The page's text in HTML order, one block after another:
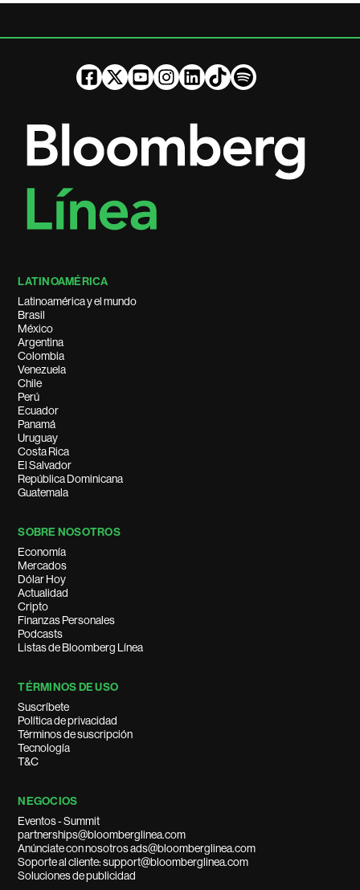
LATINOAMÉRICA
Latinoamérica y el mundo
Brasil
México
Argentina
Colombia
Venezuela
Chile
Perú
Ecuador
Panamá
Uruguay
Costa Rica
El Salvador
República Dominicana
Guatemala
SOBRE NOSOTROS
Economía
Mercados
Dólar Hoy
Actualidad
Cripto
Finanzas Personales
Podcasts
Listas de Bloomberg Línea
TÉRMINOS DE USO
Suscríbete
Política de privacidad
Términos de suscripción
Tecnología
T&C
NEGOCIOS
Eventos - Summit
partnerships@bloomberglinea.com
Anúnciate con nosotros ads@bloomberglinea.com
Soporte al cliente: support@bloomberglinea.com
Soluciones de publicidad